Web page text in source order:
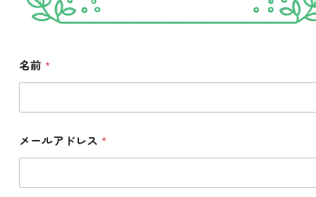
お
問
合
せ
内
容
ー
名前 *
メールアドレス *